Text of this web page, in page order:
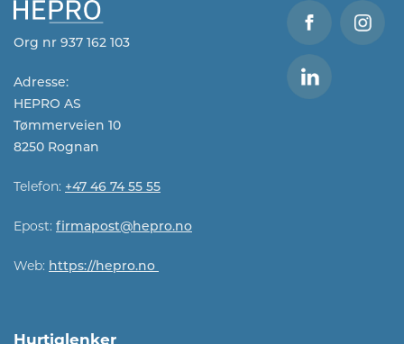
Org nr 937 162 103
Adresse:
HEPRO AS
Tømmerveien 10
8250 Rognan
Telefon: +47 46 74 55 55
Epost: firmapost@hepro.no​​
Web: https://hepro.no
Hurtiglenker